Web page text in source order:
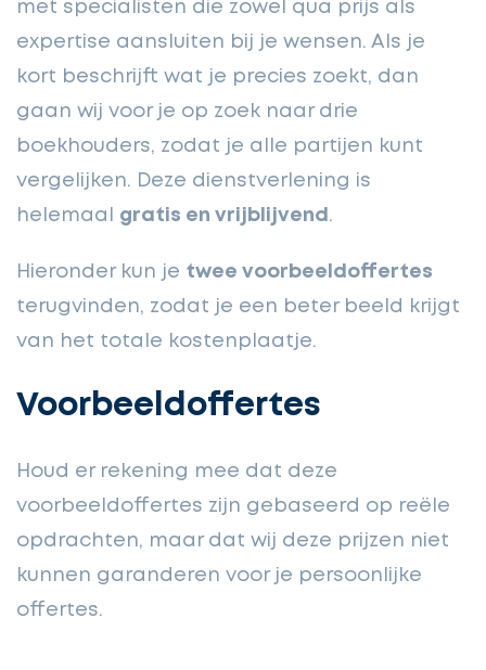
met specialisten die zowel qua prijs als
expertise aansluiten bij je wensen. Als je
kort beschrijft wat je precies zoekt, dan
gaan wij voor je op zoek naar drie
boekhouders, zodat je alle partijen kunt
vergelijken. Deze dienstverlening is
helemaal gratis en vrijblijvend .
Hieronder kun je twee voorbeeldoffertes
terugvinden, zodat je een beter beeld krijgt
van het totale kostenplaatje.
Voorbeeldoffertes
Houd er rekening mee dat deze
voorbeeldoffertes zijn gebaseerd op reële
opdrachten, maar dat wij deze prijzen niet
kunnen garanderen voor je persoonlijke
offertes.